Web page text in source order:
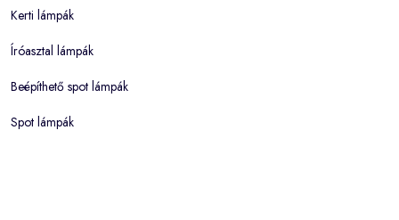
Kerti lámpák
Íróasztal lámpák
Beépíthető spot lámpák
Spot lámpák